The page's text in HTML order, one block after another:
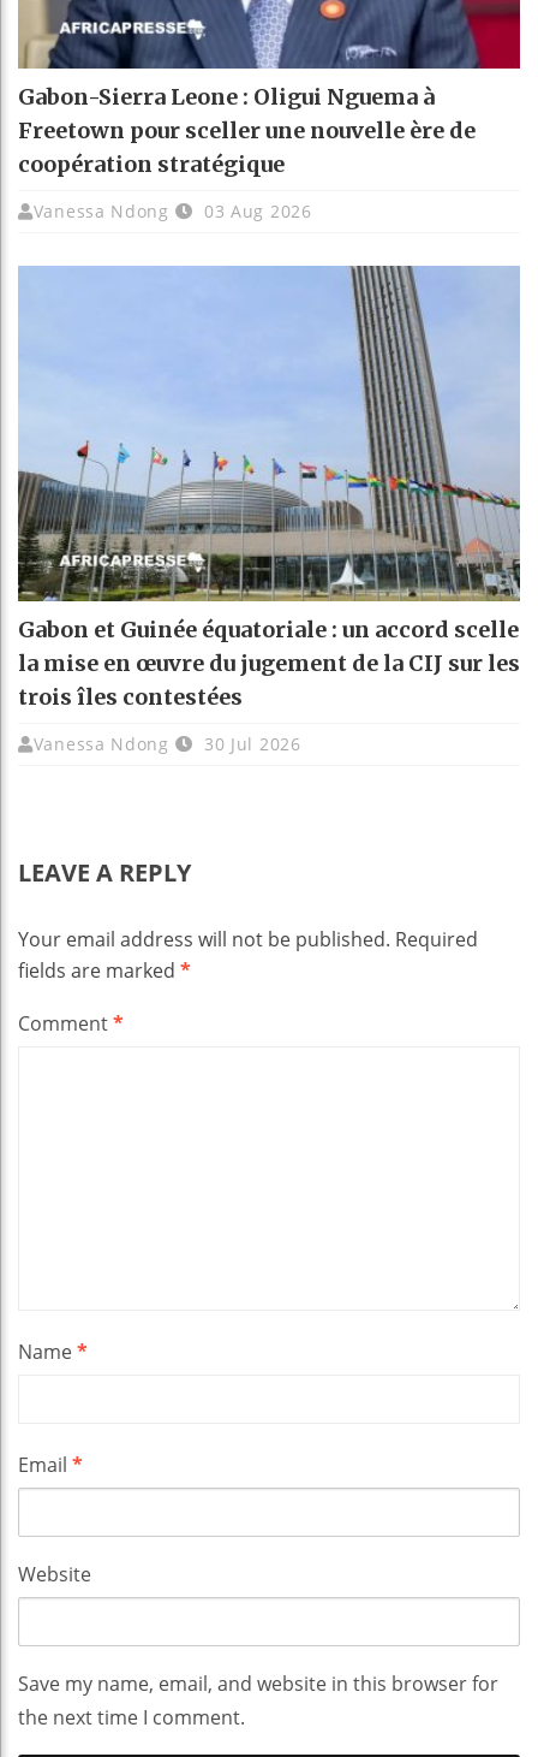
Gabon-Sierra Leone : Oligui Nguema à
Freetown pour sceller une nouvelle ère de
coopération stratégique
Vanessa Ndong 03 Aug 2026
Gabon et Guinée équatoriale : un accord scelle
la mise en œuvre du jugement de la CIJ sur les
trois îles contestées
Vanessa Ndong 30 Jul 2026
LEAVE A REPLY
Your email address will not be published. Required
fields are marked *
Comment*
Name*
Email *
Website
Save my name, email, and website in this browser for
the next time I comment.